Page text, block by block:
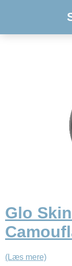
Glo
(Læs mere)